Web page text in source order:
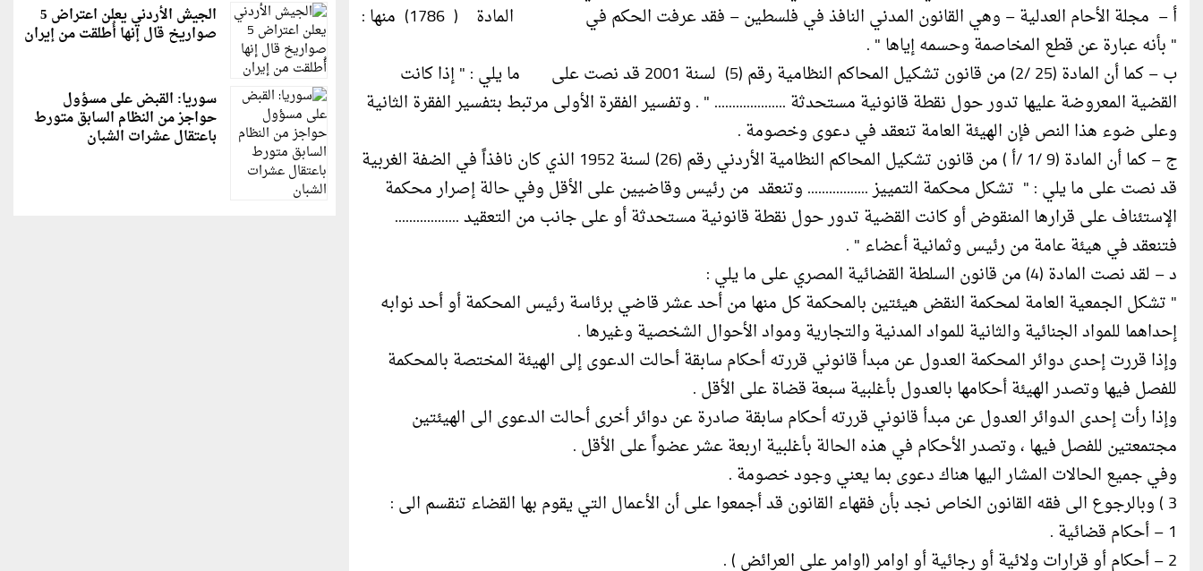
أ – مجلة الأحام العدلية – وهي القانون المدني النافذ في فلسطين – فقد عرفت الحكم في المادة ( 1786) منها :
" بأنه عبارة عن قطع المخاصمة وحسمه إياها " .
ب – كما أن المادة (25 /2) من قانون تشكيل المحاكم النظامية رقم (5) لسنة 2001 قد نصت على ما يلي : " إذا كانت
القضية المعروضة عليها تدور حول نقطة قانونية مستحدثة .................... " . وتفسير الفقرة الأولى مرتبط بتفسير الفقرة الثانية
وعلى ضوء هذا النص فإن الهيئة العامة تنعقد في دعوى وخصومة .
ج – كما أن المادة (9 /1 /أ ) من قانون تشكيل المحاكم النظامية الأردني رقم (26) لسنة 1952 الذي كان نافذاً في الضفة الغربية
قد نصت على ما يلي : " تشكل محكمة التمييز ................. وتنعقد من رئيس وقاضيين على الأقل وفي حالة إصرار محكمة
الإستئناف على قرارها المنقوض أو كانت القضية تدور حول نقطة قانونية مستحدثة أو على جانب من التعقيد ..................
فتنعقد في هيئة عامة من رئيس وثمانية أعضاء " .
د – لقد نصت المادة (4) من قانون السلطة القضائية المصري على ما يلي :
" تشكل الجمعية العامة لمحكمة النقض هيئتين بالمحكمة كل منها من أحد عشر قاضي برئاسة رئيس المحكمة أو أحد نوابه
إحداهما للمواد الجنائية والثانية للمواد المدنية والتجارية ومواد الأحوال الشخصية وغيرها .
وإذا قررت إحدى دوائر المحكمة العدول عن مبدأ قانوني قررته أحكام سابقة أحالت الدعوى إلى الهيئة المختصة بالمحكمة
للفصل فيها وتصدر الهيئة أحكامها بالعدول بأغلبية سبعة قضاة على الأقل .
وإذا رأت إحدى الدوائر العدول عن مبدأ قانوني قررته أحكام سابقة صادرة عن دوائر أخرى أحالت الدعوى الى الهيئتين
مجتمعتين للفصل فيها ، وتصدر الأحكام في هذه الحالة بأغلبية اربعة عشر عضواً على الأقل .
وفي جميع الحالات المشار اليها هناك دعوى بما يعني وجود خصومة .
3 ) وبالرجوع الى فقه القانون الخاص نجد بأن فقهاء القانون قد أجمعوا على أن الأعمال التي يقوم بها القضاء تنقسم الى :
1 – أحكام قضائية .
2 – أحكام أو قرارات ولائية أو رجائية أو اوامر (اوامر على العرائض ) .
الجيش الأردني يعلن اعتراض 5
صواريخ قال إنها أُطلقت من إيران
سوريا: القبض على مسؤول
حواجز من النظام السابق متورط
باعتقال عشرات الشبان